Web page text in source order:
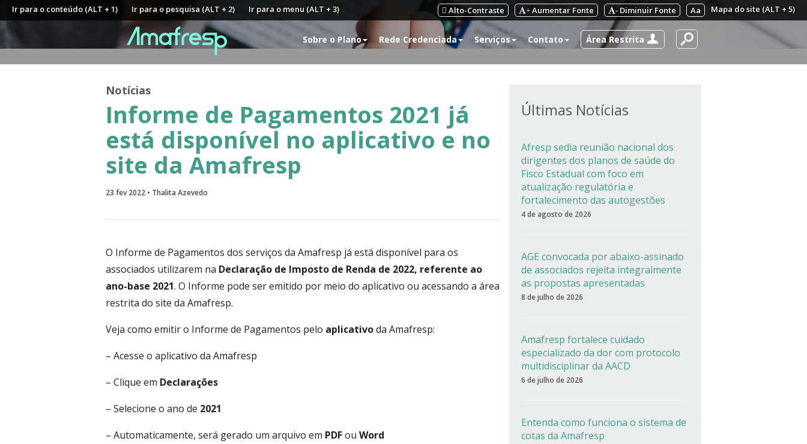
Ir para o conteúdo (ALT + 1) Ir para o pesquisa (ALT + 2) Ir para o menu (ALT + 3) Mapa do site (ALT + 5)
Aa
- Diminuir Fonte
+ Aumentar Fonte
Alto-Contraste
Sobre o Plano Rede Credenciada Serviços Contato Área Restrita
Notícias
Informe de Pagamentos 2021 já
está disponível no aplicativo e no
site da Amafresp
23 fev 2022 • Thalita Azevedo
O Informe de Pagamentos dos serviços da Amafresp já está disponível para os
associados utilizarem na Declaração de Imposto de Renda de 2022, referente ao
ano-base 2021. O Informe pode ser emitido por meio do aplicativo ou acessando a área
restrita do site da Amafresp.
Veja como emitir o Informe de Pagamentos pelo aplicativoda Amafresp:
– Acesse o aplicativo da Amafresp
– Clique em Declarações
– Selecione o ano de 2021
– Automaticamente, será gerado um arquivo em PDFou Word
Últimas Notícias
Afresp sedia reunião nacional dos
dirigentes dos planos de saúde do
Fisco Estadual com foco em
atualização regulatória e
fortalecimento das autogestões
4 de agosto de 2026
AGE convocada por abaixo-assinado
de associados rejeita integralmente
as propostas apresentadas
8 de julho de 2026
Amafresp fortalece cuidado
especializado da dor com protocolo
multidisciplinar da AACD
6 de julho de 2026
Entenda como funciona o sistema de
cotas da Amafresp